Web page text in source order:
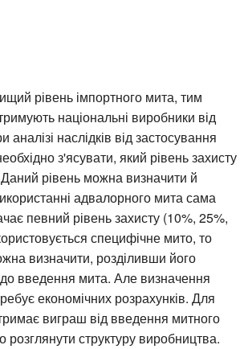
рівень імпортного мита, тим
національні виробники від
наслідків від застосування
з'ясувати, який рівень захисту
рівень можна визначити й
адвалорного мита сама
певний рівень захисту (10%, 25%,
специфічне мито, то
визначити, розділивши його
введення мита. Але визначення
економічних розрахунків. Для
виграш від введення митного
розглянути структуру виробництва.